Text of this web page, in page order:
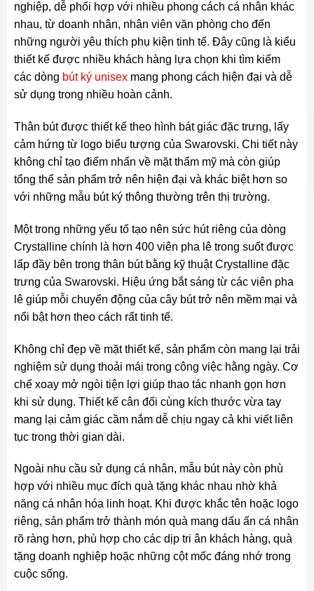
nghiệp, dễ phối hợp với nhiều phong cách cá nhân khác
nhau, từ doanh nhân, nhân viên văn phòng cho đến
những người yêu thích phụ kiện tinh tế. Đây cũng là kiểu
thiết kế được nhiều khách hàng lựa chọn khi tìm kiếm
các dòng bút ký unisexmang phong cách hiện đại và dễ
sử dụng trong nhiều hoàn cảnh.
Thân bút được thiết kế theo hình bát giác đặc trưng, lấy
cảm hứng từ logo biểu tượng của Swarovski. Chi tiết này
không chỉ tạo điểm nhấn về mặt thẩm mỹ mà còn giúp
tổng thể sản phẩm trở nên hiện đại và khác biệt hơn so
với những mẫu bút ký thông thường trên thị trường.
Một trong những yếu tố tạo nên sức hút riêng của dòng
Crystalline chính là hơn 400 viên pha lê trong suốt được
lấp đầy bên trong thân bút bằng kỹ thuật Crystalline đặc
trưng của Swarovski. Hiệu ứng bắt sáng từ các viên pha
lê giúp mỗi chuyển động của cây bút trở nên mềm mại và
nổi bật hơn theo cách rất tinh tế.
Không chỉ đẹp về mặt thiết kế, sản phẩm còn mang lại trải
nghiệm sử dụng thoải mái trong công việc hằng ngày. Cơ
chế xoay mở ngòi tiện lợi giúp thao tác nhanh gọn hơn
khi sử dụng. Thiết kế cân đối cùng kích thước vừa tay
mang lại cảm giác cầm nắm dễ chịu ngay cả khi viết liên
tục trong thời gian dài.
Ngoài nhu cầu sử dụng cá nhân, mẫu bút này còn phù
hợp với nhiều mục đích quà tặng khác nhau nhờ khả
năng cá nhân hóa linh hoạt. Khi được khắc tên hoặc logo
riêng, sản phẩm trở thành món quà mang dấu ấn cá nhân
rõ ràng hơn, phù hợp cho các dịp tri ân khách hàng, quà
tặng doanh nghiệp hoặc những cột mốc đáng nhớ trong
cuộc sống.